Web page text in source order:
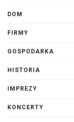
DOM
FIRMY
GOSPODARKA
HISTORIA
IMPREZY
KONCERTY